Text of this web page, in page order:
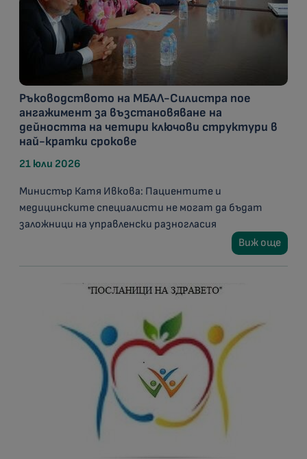
Ръководството на МБАЛ-Силистра пое
ангажимент за възстановяване на
дейността на четири ключови структури в
най-кратки срокове
21 юли 2026
Министър Катя Ивкова: Пациентите и
медицинските специалисти не могат да бъдат
заложници на управленски разногласия
Виж още